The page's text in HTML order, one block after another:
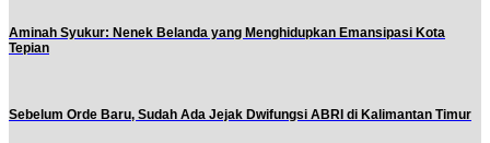
Aminah Syukur: Nenek Belanda yang Menghidupkan Emansipasi Kota
Tepian
Sebelum Orde Baru, Sudah Ada Jejak Dwifungsi ABRI di Kalimantan Timur